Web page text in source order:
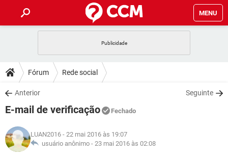
MENU
CELULAR
OUTLOOK
INSTAGRAM GMAIL
GUIA DE COMPRAS
DICAS
JOGOS
INSTAGRAM GMAIL
GUIA DE COMPRAS
DOWNLOADS
JOGOS WHATSAPP
CELULAR
OUTLOOK EXCEL
JOGOS WHATSAPP
CELULAR
GLOSSÁRIO
Fórum Rede social
Anterior Seguinte
E-mail de verificação Fechado
LUAN2016 - 22 mai 2016 às 19:07
usuário anônimo - 23 mai 2016 às 02:08